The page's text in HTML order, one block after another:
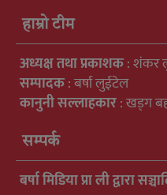
हाम्रो टीम
अध्यक्ष तथा प्रकाशक: शंकर
सम्पादक: बर्षा लुईटेल
कानुनी सल्लाहकार: खड्ग
सम्पर्क
बर्षा मिडिया प्रा ली द्वारा